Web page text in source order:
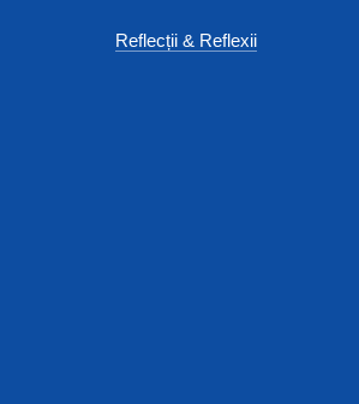
Reflecții & Reflexii